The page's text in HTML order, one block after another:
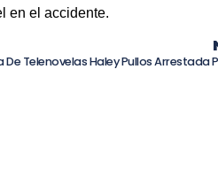
en el accidente.